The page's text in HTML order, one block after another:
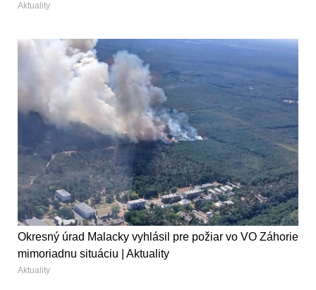
Aktuality
Okresný úrad Malacky vyhlásil pre požiar vo VO Záhorie
mimoriadnu situáciu | Aktuality
Aktuality